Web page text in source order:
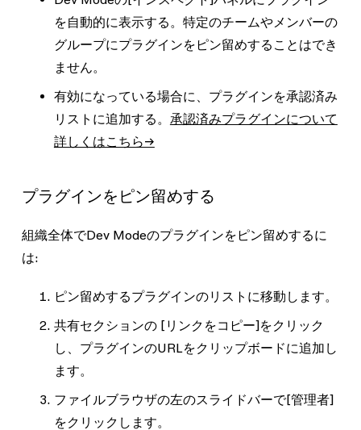
を自動的に表示する。特定のチームやメンバーの
グループにプラグインをピン留めすることはでき
ません。
有効になっている場合に、プラグインを承認済み
リストに追加する。 承認済みプラグインについて
詳しくはこちら→
プラグインをピン留めする
組織全体でDev Modeのプラグインをピン留めするに
は:
ピン留めするプラグインのリストに移動します。
共有セクションの [リンクをコピー]をクリック
し、プラグインのURLをクリップボードに追加し
ます。
ファイルブラウザの左のスライドバーで[管理者]
をクリックします。